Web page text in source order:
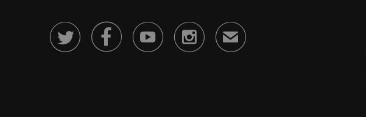
    ✉